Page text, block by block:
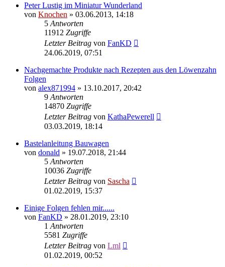
Peter Lustig im Miniatur Wunderland
von Knochen » 03.06.2013, 14:18
5 Antworten
11912 Zugriffe
Letzter Beitrag von FanKD
24.06.2019, 07:51
Nachgemachte Produkte nach Rezepten aus den Löwenzahn
Folgen
von alex871994 » 13.10.2017, 20:42
9 Antworten
14870 Zugriffe
Letzter Beitrag von KathaPewerell
03.03.2019, 18:14
Bastelanleitung Bauwagen
von donald » 19.07.2018, 21:44
5 Antworten
10036 Zugriffe
Letzter Beitrag von Sascha
01.02.2019, 15:37
Einige Folgen fehlen mir......
von FanKD » 28.01.2019, 23:10
1 Antworten
5581 Zugriffe
Letzter Beitrag von Lml
01.02.2019, 00:52